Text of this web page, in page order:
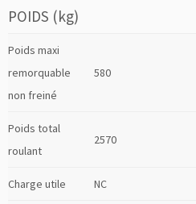
POIDS (kg)
Poids maxi
remorquable
non freiné
580
Poids total
roulant
2570
Charge utile NC